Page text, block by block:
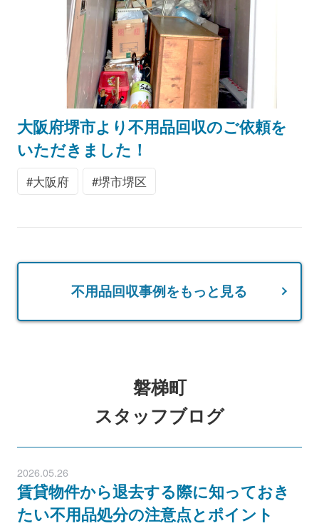
大阪府堺市より不用品回収のご依頼を
いただきました！
大阪府 堺市堺区
不用品回収事例をもっと見る
磐梯町
スタッフブログ
2026.05.26
賃貸物件から退去する際に知っておき
たい不用品処分の注意点とポイント